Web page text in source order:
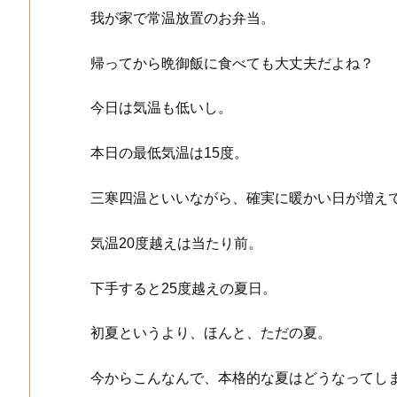
我が家で常温放置のお弁当。
帰ってから晩御飯に食べても大丈夫だよね？
今日は気温も低いし。
本日の最低気温は15度。
三寒四温といいながら、確実に暖かい日が増え
気温20度越えは当たり前。
下手すると25度越えの夏日。
初夏というより、ほんと、ただの夏。
今からこんなんで、本格的な夏はどうなってし